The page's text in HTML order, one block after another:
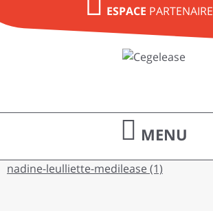
ESPACE PARTENAIRE
MENU
nadine-leulliette-medilease (1)